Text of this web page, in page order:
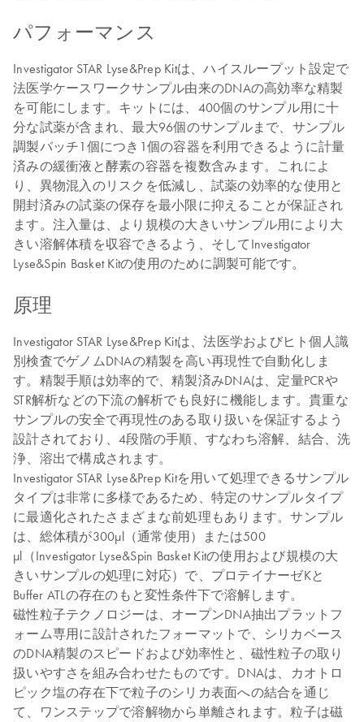
パフォーマンス
Investigator STAR Lyse&Prep Kitは、ハイスループット設定で
法医学ケースワークサンプル由来のDNAの高効率な精製
を可能にします。キットには、400個のサンプル用に十
分な試薬が含まれ、最大96個のサンプルまで、サンプル
調製バッチ1個につき1個の容器を利用できるように計量
済みの緩衝液と酵素の容器を複数含みます。これによ
り、異物混入のリスクを低減し、試薬の効率的な使用と
開封済みの試薬の保存を最小限に抑えることが保証され
ます。注入量は、より規模の大きいサンプル用により大
きい溶解体積を収容できるよう、そしてInvestigator
Lyse&Spin Basket Kitの使用のために調製可能です。
原理
Investigator STAR Lyse&Prep Kitは、法医学およびヒト個人識
別検査でゲノムDNAの精製を高い再現性で自動化しま
す。精製手順は効率的で、精製済みDNAは、定量PCRや
STR解析などの下流の解析でも良好に機能します。貴重な
サンプルの安全で再現性のある取り扱いを保証するよう
設計されており、4段階の手順、すなわち溶解、結合、洗
浄、溶出で構成されます。
Investigator STAR Lyse&Prep Kitを用いて処理できるサンプル
タイプは非常に多様であるため、特定のサンプルタイプ
に最適化されたさまざまな前処理もあります。サンプル
は、総体積が300µl（通常使用）または500
µl（Investigator Lyse&Spin Basket Kitの使用および規模の大
きいサンプルの処理に対応）で、プロテイナーゼKと
Buffer ATLの存在のもと変性条件下で溶解します。
磁性粒子テクノロジーは、オープンDNA抽出プラットフ
ォーム専用に設計されたフォーマットで、シリカベース
のDNA精製のスピードおよび効率性と、磁性粒子の取り
扱いやすさを組み合わせたものです。DNAは、カオトロ
ピック塩の存在下で粒子のシリカ表面への結合を通じ
て、ワンステップで溶解物から単離されます。粒子は磁